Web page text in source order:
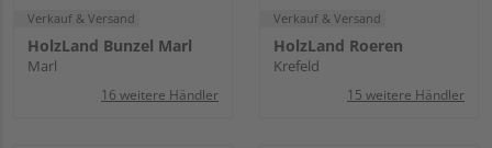
Verkauf & Versand
HolzLand Bunzel Marl
Marl
16 weitere Händler
Verkauf & Versand
HolzLand Roeren
Krefeld
15 weitere Händler